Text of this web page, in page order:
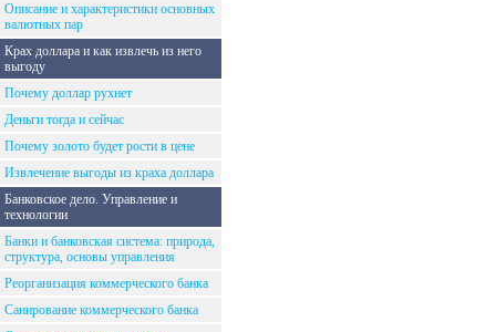
Описание и характеристики основных
валютных пар
Крах доллара и как извлечь из него
выгоду
Почему доллар рухнет
Деньги тогда и сейчас
Почему золото будет рости в цене
Извлечение выгоды из краха доллара
Банковское дело. Управление и
технологии
Банки и банковская система: природа,
структура, основы управления
Реорганизация коммерческого банка
Санирование коммерческого банка